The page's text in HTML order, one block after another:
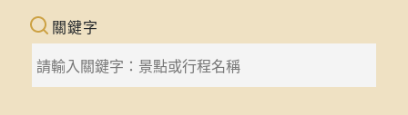
關鍵字